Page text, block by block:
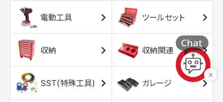
電動工具 ツールセット
収納 収納関連
SST(特殊工具) ガレージ